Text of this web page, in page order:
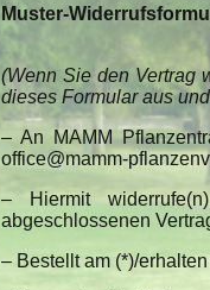
Muster-
(Wenn Sie den Vertrag
dieses Formular aus
– An MAMM
office@mamm-
– Hiermit
abgeschlossenen
– Bestellt am (*)/